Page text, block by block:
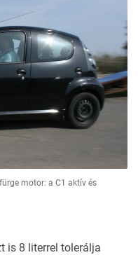
motor: a C1 aktív és
is 8 literrel tolerálja